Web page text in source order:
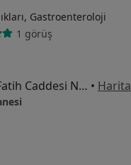
Gastroenteroloji
1 görüş
Çobançeşme Mahallesi Fatih Caddesi No:1/8, Bahçelievler • Harita